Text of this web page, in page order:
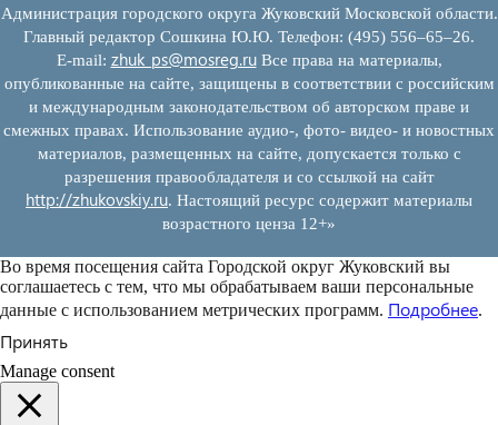
Администрация городского округа Жуковский Московской области.
Главный редактор Сошкина Ю.Ю. Телефон: (495) 556–65–26.
E‑mail: zhuk_ps@mosreg.ruВсе права на материалы,
опубликованные на сайте, защищены в соответствии с российским
и международным законодательством об авторском праве и
смежных правах. Использование аудио-, фото- видео- и новостных
материалов, размещенных на сайте, допускается только с
разрешения правообладателя и со ссылкой на сайт
http://zhukovskiy.ru. Настоящий ресурс содержит материалы
возрастного ценза 12+»
Во время посещения сайта Городской округ Жуковский вы
соглашаетесь с тем, что мы обрабатываем ваши персональные
данные с использованием метрических программ. Подробнее.
Принять
Manage consent